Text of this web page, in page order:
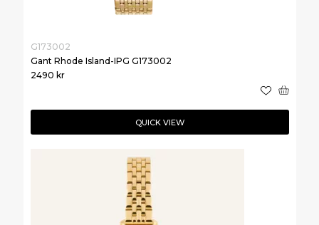
G173002
Gant Rhode Island-IPG G173002
2490 kr
QUICK VIEW